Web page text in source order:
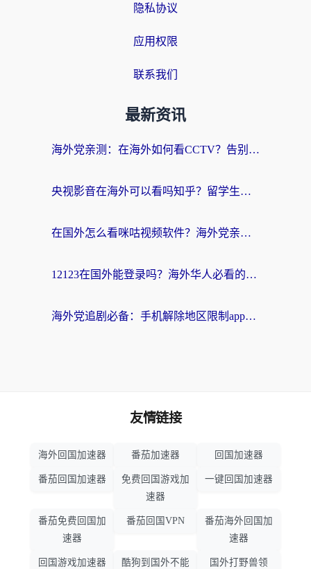
隐私协议
应用权限
联系我们
最新资讯
海外党亲测：在海外如何看CCTV？告别“仅限大陆播放”的实用指南
央视影音在海外可以看吗知乎？留学生亲测：3步解决地域限制+追剧自由
在国外怎么看咪咕视频软件？海外党亲测有效的回国加速方案
12123在国外能登录吗？海外华人必看的回国加速实用指南
海外党追剧必备：手机解除地区限制app怎么选？解决央视视频&国内剧地区限制全指南
友情链接
海外回国加速器 番茄加速器 回国加速器
番茄回国加速器
免费回国游戏加
速器
一键回国加速器
番茄免费回国加
速器
番茄回国VPN
番茄海外回国加
速器
回国游戏加速器 酷狗到国外不能 国外打野兽领